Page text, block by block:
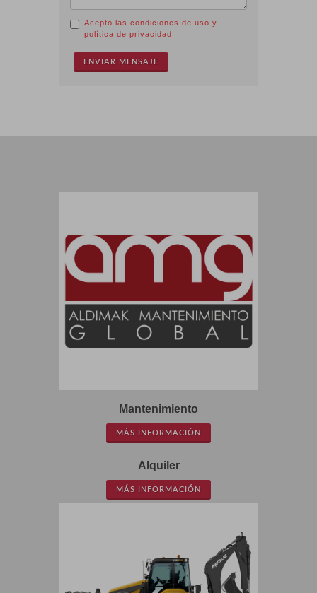
Acepto las condiciones de uso y
política de privacidad
ENVIAR MENSAJE
Mantenimiento
MÁS INFORMACIÓN
Alquiler
MÁS INFORMACIÓN